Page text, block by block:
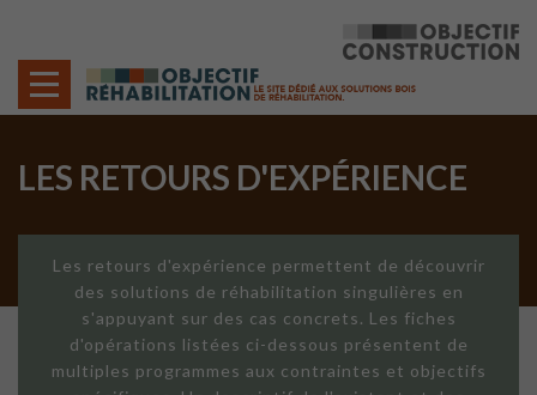
LES RETOURS D'EXPÉRIENCE
Les retours d'expérience permettent de découvrir
des solutions de réhabilitation singulières en
s'appuyant sur des cas concrets. Les fiches
d'opérations listées ci-dessous présentent de
multiples programmes aux contraintes et objectifs